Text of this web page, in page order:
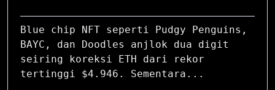
Blue chip NFT seperti Pudgy Penguins,
BAYC, dan Doodles anjlok dua digit
seiring koreksi ETH dari rekor
tertinggi $4.946. Sementara...